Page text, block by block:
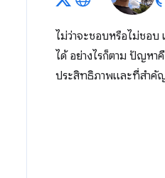
ไม่ว่าจะชอบหรือไม่ชอบ
ได้ อย่างไรก็ตาม ปัญห
ประสิทธิภาพและที่สำคัญ